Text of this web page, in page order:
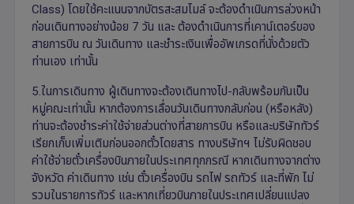
Class) โดยใช้คะแนนจากบัตรสะสมไมล์ จะต้องดำเนินการล่วงหน้า
ก่อนเดินทางอย่างน้อย 7 วัน และ ต้องดำเนินการที่เคาน์เตอร์ของ
สายการบิน ณ วันเดินทาง และชำระเงินเพื่ออัพเกรดที่นั่งด้วยตัว
ท่านเอง เท่านั้น
5.ในการเดินทาง ผู้เดินทางจะต้องเดินทางไป-กลับพร้อมกันเป็น
หมู่คณะเท่านั้น หากต้องการเลื่อนวันเดินทางกลับก่อน (หรือหลัง)
ท่านจะต้องชำระค่าใช้จ่ายส่วนต่างที่สายการบิน หรือและบริษัททัวร์
เรียกเก็บเพิ่มเติมก่อนออกตั๋วโดยสาร ทางบริษัทฯ ไม่รับผิดชอบ
ค่าใช้จ่ายตั๋วเครื่องบินภายในประเทศทุกกรณี หากเดินทางจากต่าง
จังหวัด ค่าเดินทาง เช่น ตั๋วเครื่องบิน รถไฟ รถทัวร์ และที่พัก ไม่
รวมในรายการทัวร์ และหากเที่ยวบินภายในประเทศเปลี่ยนแปลง